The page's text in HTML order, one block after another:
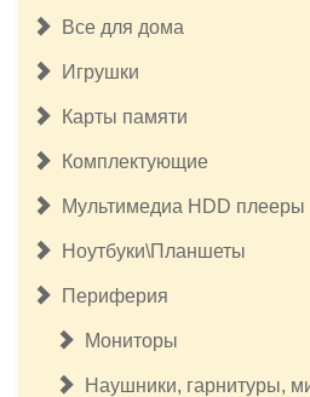
Все для дома
Игрушки
Карты памяти
Комплектующие
Мультимедиа HDD плееры
Ноутбуки\Планшеты
Периферия
Мониторы
Наушники, гарнитуры,